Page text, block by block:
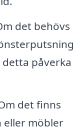
det behövs
påverka
det finns
eller möbler